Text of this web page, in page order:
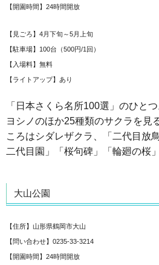
【開園時間】24時間開放
【見ごろ】4月下旬～5月上旬
【駐車場】100台（500円/1回）
【入場料】無料
【ライトアップ】あり
「日本さくら名所100選」のひと
ヨシノのほか25種類のサクラを見
ころはシダレザクラ、「二代目放
二代目園」「桜句碑」「輪廻の桜」
大山公園
【住所】山形県鶴岡市大山
【問い合わせ】0235-33-3214
【開園時間】24時間開放